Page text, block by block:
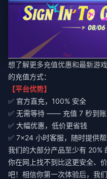
想了解更多充值优惠和最新游戏
的充值方式：
【平台优势】
✅ 官方直充，100% 安全
✅ 无需等待 —— 充值 7 秒到账
✅ 大幅优惠，低价更省钱
✅ 7×24 小时客服，随时提供
我们的大部分产品至少有 20%
你在网上找不到比这更安全、
吧！相信你第一次体验后，我